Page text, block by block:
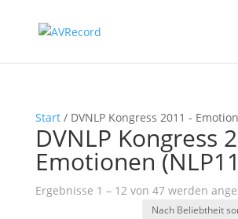
Start/ DVNLP Kongress 2011 -
DVNLP Kongress
Emotionen
Ergebnisse 1 – 12 von 47 werden